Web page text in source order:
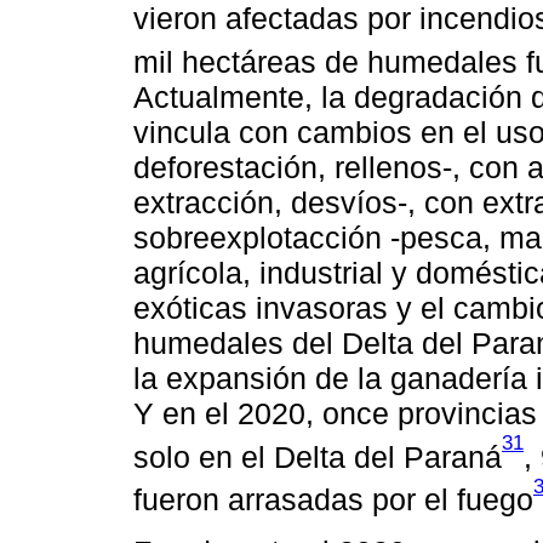
vieron afectadas por
mil hectáreas de humedales
Actualmente, la degradación
vincula con cambios en el
deforestación, rellenos-, con
extracción, desvíos-, con
sobreexplotacción -pesca,
agrícola, industrial y
exóticas invasoras y el
humedales del Delta del
la expansión de la
Y en el 2020, once
solo en el Delta del Paraná31,
fueron arrasadas por el fuego